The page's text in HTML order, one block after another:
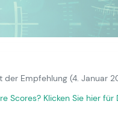
der Empfehlung (4. Januar
Scores? Klicken Sie hier für